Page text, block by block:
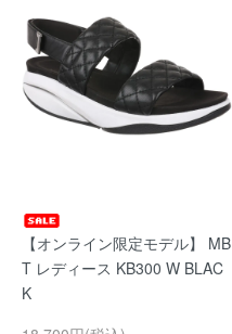
【オンライン限定モデル】 MB
T レディース KB300 W BLAC
K